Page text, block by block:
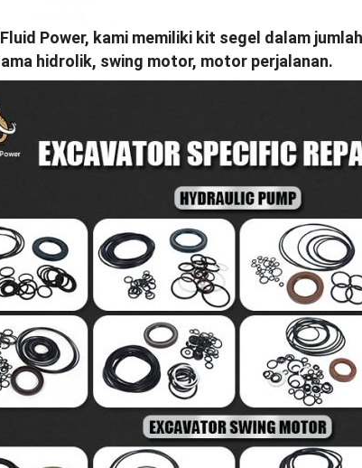
Power, kami memiliki kit segel dalam
hidrolik, swing motor, motor perjalanan.